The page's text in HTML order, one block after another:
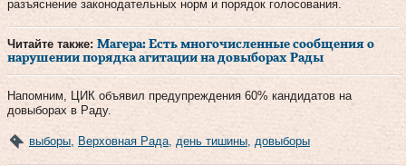
разъяснение законодательных норм и порядок голосования.
Читайте также: Магера: Есть многочисленные сообщения о
нарушении порядка агитации на довыборах Рады
Напомним, ЦИК объявил предупреждения 60% кандидатов на
довыборах в Раду.
выборы Верховная Рада день тишины довыборы